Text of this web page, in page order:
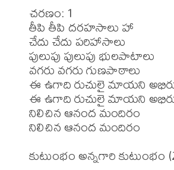
చరణం: 1
తీపి తీపి దరహసాలు హా
చేదు చేదు పరిహాసాలు
పులుపు పులుపు భులపాటాలు
వగరు వగరు గుణపాఠాలు
ఈ ఉగాది రుచులై మాయని
ఈ ఉగాది రుచులై మాయని
నిలిచిన ఆనంద మందిరం
నిలిచిన ఆనంద మందిరం
కుటుంభం అన్నగారి కుటుంభం